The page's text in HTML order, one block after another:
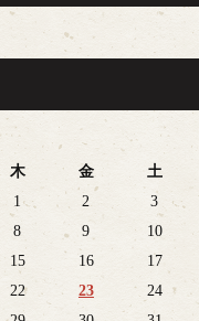
木 金
土
1
2
3
8 9
10
15 16
17
22 23
24